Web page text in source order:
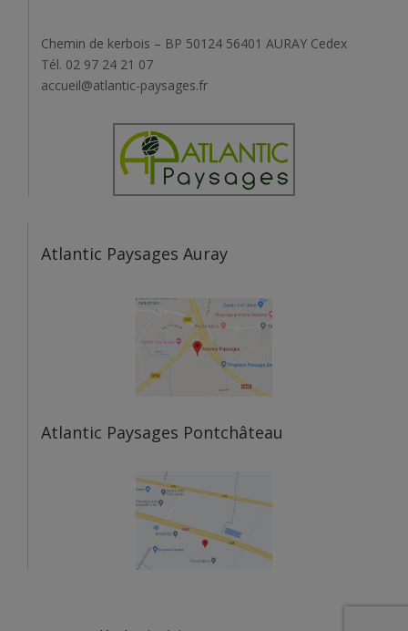
Chemin de kerbois – BP 50124 56401 AURAY Cedex
Tél. 02 97 24 21 07
accueil@atlantic-paysages.fr
Atlantic Paysages Auray
Atlantic Paysages Pontchâteau